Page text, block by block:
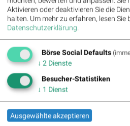
x
Movi
ng
Averages
„n“
Umsa
Hitpa
rade
Aktivieren oder deaktivieren Sie die
halten. Um mehr zu erfahren, lesen Sie
Datenschutzerklärung.
Börse Social Defaults
↓ 2 Dienste
Besucher-Statistiken
↓ 1 Dienst
Ausgewählte akzeptieren